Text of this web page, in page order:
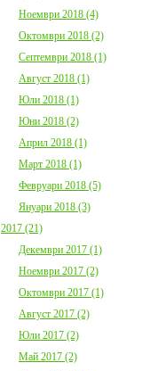
Ноември 2018 (4)
Октомври 2018 (2)
Септември 2018 (1)
Август 2018 (1)
Юли 2018 (1)
Юни 2018 (2)
Април 2018 (1)
Март 2018 (1)
Февруари 2018 (5)
Януари 2018 (3)
2017 (21)
Декември 2017 (1)
Ноември 2017 (2)
Октомври 2017 (1)
Август 2017 (2)
Юли 2017 (2)
Май 2017 (2)